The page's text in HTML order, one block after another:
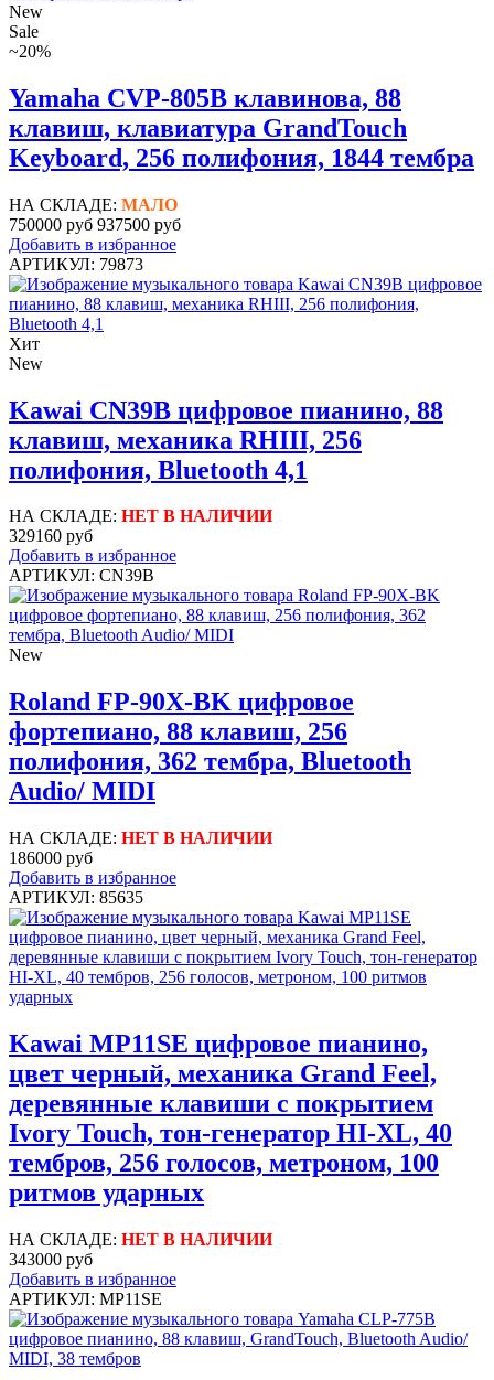
New
Sale
~20%
Yamaha CVP-805B клавинова, 88
клавиш, клавиатура GrandTouch
Keyboard, 256 полифония, 1844 тембра
НА СКЛАДЕ: МАЛО
750000 руб 937500 руб
Добавить в избранное
АРТИКУЛ: 79873
Хит
New
Kawai CN39B цифровое пианино, 88
клавиш, механика RHIII, 256
полифония, Bluetooth 4,1
НА СКЛАДЕ: НЕТ В НАЛИЧИИ
329160 руб
Добавить в избранное
АРТИКУЛ: CN39B
New
Roland FP-90X-BK цифровое
фортепиано, 88 клавиш, 256
полифония, 362 тембра, Bluetooth
Audio/ MIDI
НА СКЛАДЕ: НЕТ В НАЛИЧИИ
186000 руб
Добавить в избранное
АРТИКУЛ: 85635
Kawai MP11SE цифровое пианино,
цвет черный, механика Grand Feel,
деревянные клавиши с покрытием
Ivory Touch, тон-генератор HI-XL, 40
тембров, 256 голосов, метроном, 100
ритмов ударных
НА СКЛАДЕ: НЕТ В НАЛИЧИИ
343000 руб
Добавить в избранное
АРТИКУЛ: MP11SE